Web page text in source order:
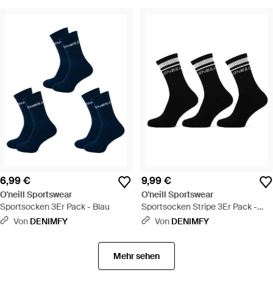
6,99 €
O'neill Sportswear
Sportsocken 3Er Pack - Blau
Von DENIMFY
9,99 €
O'neill Sportswear
Sportsocken Stripe 3Er Pack -
Schwarz
Von DENIMFY
Mehr sehen